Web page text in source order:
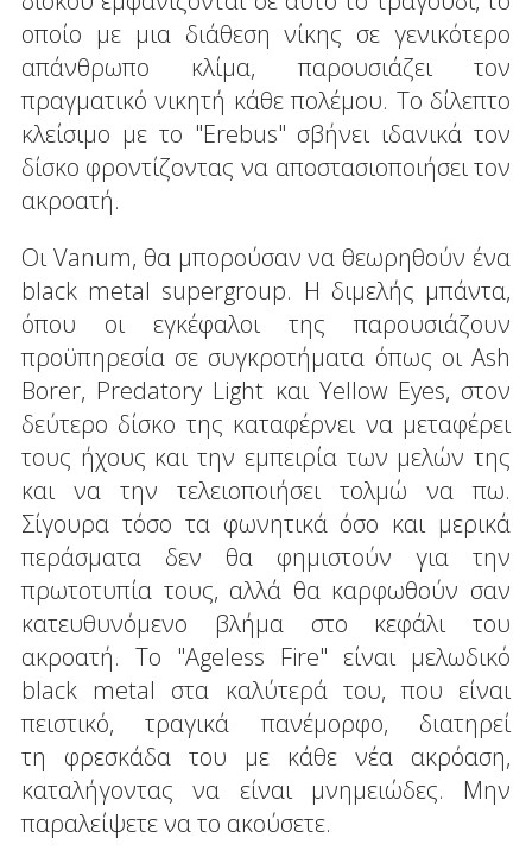
οποίο με μια διάθεση νίκης σε γενικότερο
απάνθρωπο κλίμα, παρουσιάζει τον
πραγματικό νικητή κάθε πολέμου. Το δίλεπτο
κλείσιμο με το "Erebus" σβήνει ιδανικά τον
δίσκο φροντίζοντας να αποστασιοποιήσει τον
ακροατή.
Οι Vanum, θα μπορούσαν να θεωρηθούν ένα
black metal supergroup. Η διμελής μπάντα,
όπου οι εγκέφαλοι της παρουσιάζουν
προϋπηρεσία σε συγκροτήματα όπως οι Ash
Borer, Predatory Light και Yellow Eyes, στον
δεύτερο δίσκο της καταφέρνει να μεταφέρει
τους ήχους και την εμπειρία των μελών της
και να την τελειοποιήσει τολμώ να πω.
Σίγουρα τόσο τα φωνητικά όσο και μερικά
περάσματα δεν θα φημιστούν για την
πρωτοτυπία τους, αλλά θα καρφωθούν σαν
κατευθυνόμενο βλήμα στο κεφάλι του
ακροατή. Το "Ageless Fire" είναι μελωδικό
black metal στα καλύτερά του, που είναι
πειστικό, τραγικά πανέμορφο, διατηρεί
τη φρεσκάδα του με κάθε νέα ακρόαση,
καταλήγοντας να είναι μνημειώδες. Μην
παραλείψετε να το ακούσετε.